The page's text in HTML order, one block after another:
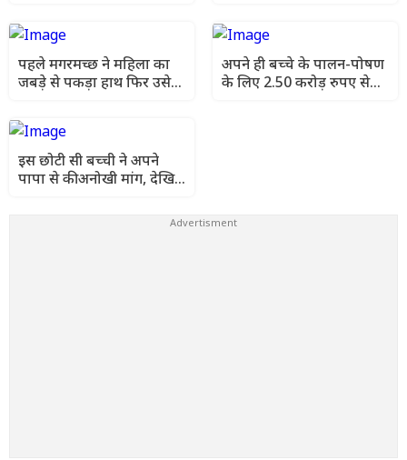
पहले मगरमच्छ ने महिला का
जबड़े से पकड़ा हाथ फिर उसे
वीडियो वायरल
अपने ही बच्चे के पालन-पोषण
के लिए 2.50 करोड़ रुपए से
इस छोटी सी बच्ची ने अपने
पापा से की अनोखी मांग, देखिए